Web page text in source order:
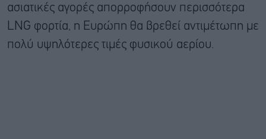
ασιατικές αγορές απορροφήσουν περισσότερα
LNG φορτία, η Ευρώπη θα βρεθεί αντιμέτωπη με
πολύ υψηλότερες τιμές φυσικού αερίου.